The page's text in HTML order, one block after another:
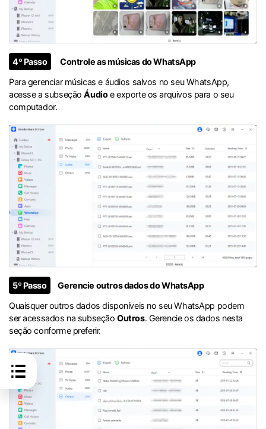
4º Passo
Controle as músicas do WhatsApp
Para gerenciar músicas e áudios salvos no seu WhatsApp,
acesse a subseçãoÁudioe exporte os arquivos para o seu
computador.
5º Passo
Gerencie outros dados do WhatsApp
Quaisquer outros dados disponíveis no seu WhatsApp podem
ser acessados ​​na subseçãoOutros. Gerencie os dados nesta
seção conforme preferir.